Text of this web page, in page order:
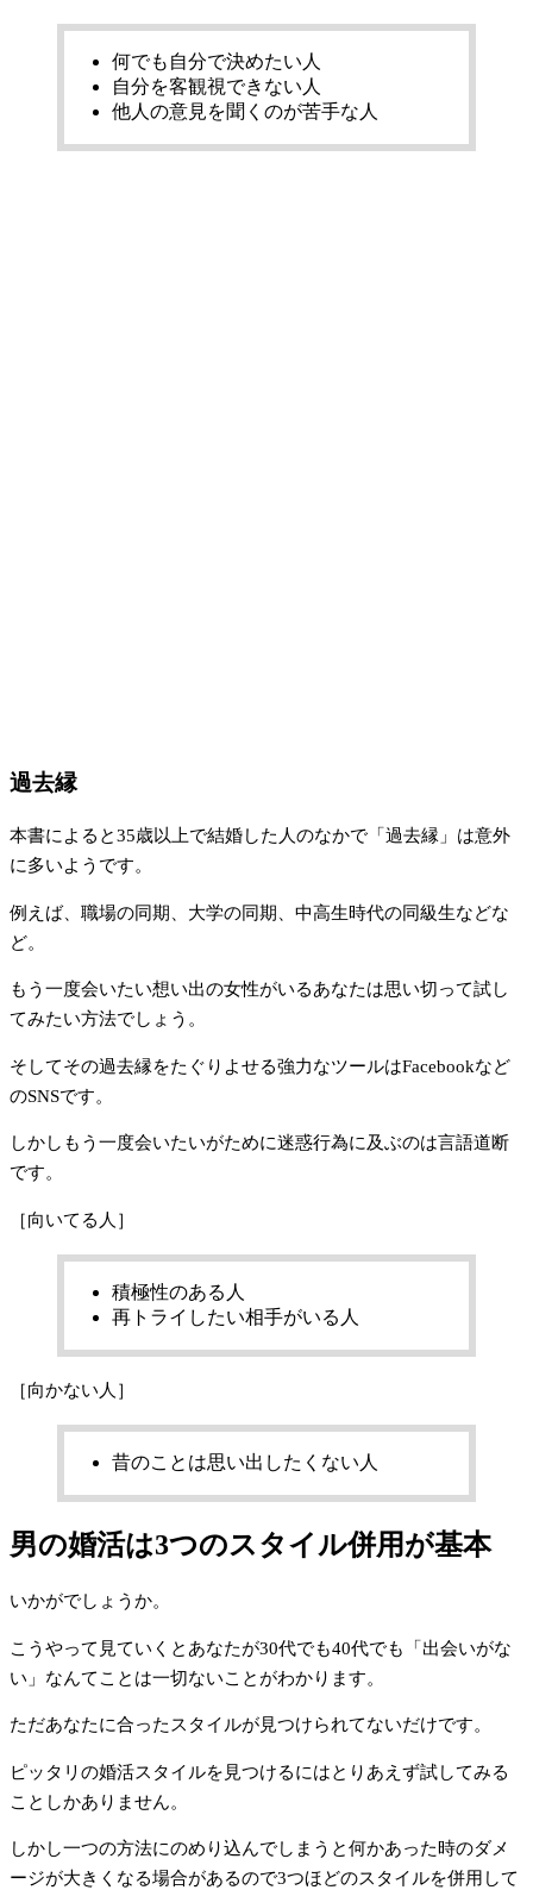
何でも自分で決めたい人
自分を客観視できない人
他人の意見を聞くのが苦手な人
過去縁
本書によると35歳以上で結婚した人のなかで「過去縁」は意外
に多いようです。
例えば、職場の同期、大学の同期、中高生時代の同級生などな
ど。
もう一度会いたい想い出の女性がいるあなたは思い切って試し
てみたい方法でしょう。
そしてその過去縁をたぐりよせる強力なツールはFacebookなど
のSNSです。
しかしもう一度会いたいがために迷惑行為に及ぶのは言語道断
です。
［向いてる人］
積極性のある人
再トライしたい相手がいる人
［向かない人］
昔のことは思い出したくない人
男の婚活は3つのスタイル併用が基本
いかがでしょうか。
こうやって見ていくとあなたが30代でも40代でも「出会いがな
い」なんてことは一切ないことがわかります。
ただあなたに合ったスタイルが見つけられてないだけです。
ピッタリの婚活スタイルを見つけるにはとりあえず試してみる
ことしかありません。
しかし一つの方法にのめり込んでしまうと何かあった時のダメ
ージが大きくなる場合があるので3つほどのスタイルを併用して